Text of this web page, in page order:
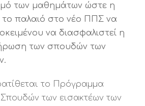
των μαθημάτων ώστε η
παλαιό στο νέο ΠΠΣ να
να διασφαλιστεί η
των σπουδών των
το Πρόγραμμα
των εισακτέων των